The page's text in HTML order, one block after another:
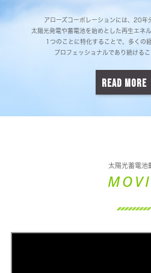
アローズコーポレーションには、20年
太陽光発電や蓄電池を始めとした再生エネ
1つのことに特化することで、多くの
プロフェッショナルであり続けるこ
READ MORE
太陽光蓄電池